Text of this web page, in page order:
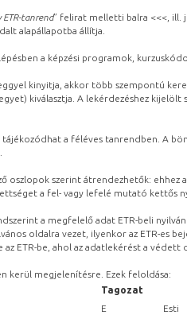
ETR-tanrend” felirat melletti balra <<<, ill.
alapállapotba állítja.
a képzési programok,
kinyitja, akkor több szempontú
kiválasztja. A lekérdezéshez kijelölt
a féléves tanrendben. A
oszlopok szerint átrendezhetők:
a fel- vagy lefelé mutató kettős
a megfelelő adat ETR-beli
oldalra vezet, ilyenkor az ETR-es
ETR-be, ahol az adatlekérést a védett
kerül megjelenítésre. Ezek feloldása:
Tagozat
E
Esti